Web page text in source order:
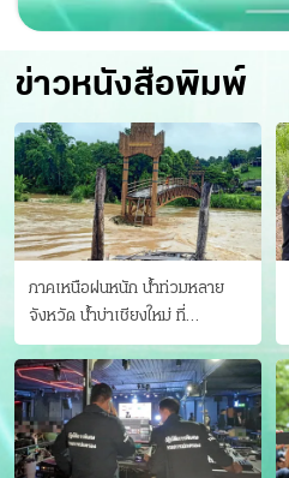
ข่าวหนังสือพิมพ์
ภาคเหนือฝนหนัก น้ำท่วมหลาย
จังหวัด นํ้าบ่าเชียงใหม่ ที่
แม่ฮ่องสอน ซัดสะพานขาด